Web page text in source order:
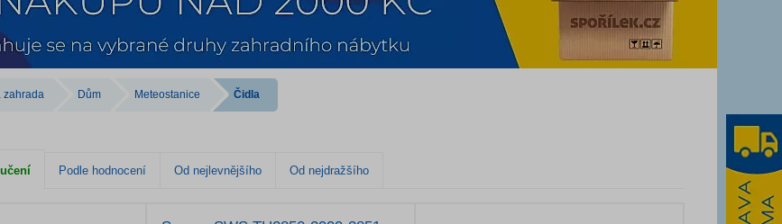
zahrada Dům Meteostanice Čidla
Podle hodnocení Od nejlevnějšího Od nejdražšího